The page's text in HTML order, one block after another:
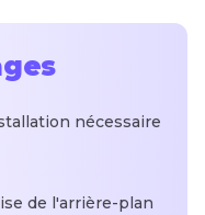
nécessaire
de l'arrière-plan